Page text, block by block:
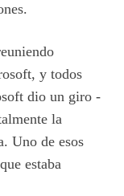
y todos
dio un giro -
la
Uno de esos
estaba